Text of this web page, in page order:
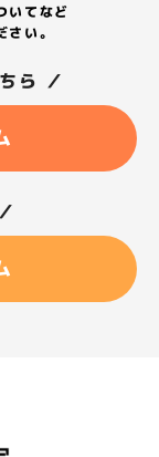
いてなど
い。
ら ／